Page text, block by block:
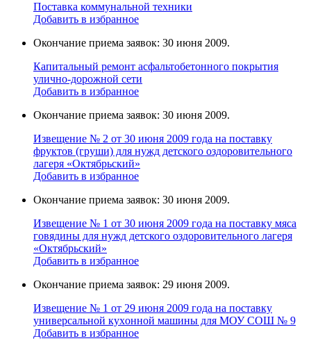
Поставка коммунальной техники
Добавить в избранное
Окончание приема заявок: 30 июня 2009.
Капитальный ремонт асфальтобетонного покрытия
улично-дорожной сети
Добавить в избранное
Окончание приема заявок: 30 июня 2009.
Извещение № 2 от 30 июня 2009 года на поставку
фруктов (груши) для нужд детского оздоровительного
лагеря «Октябрьский»
Добавить в избранное
Окончание приема заявок: 30 июня 2009.
Извещение № 1 от 30 июня 2009 года на поставку мяса
говядины для нужд детского оздоровительного лагеря
«Октябрьский»
Добавить в избранное
Окончание приема заявок: 29 июня 2009.
Извещение № 1 от 29 июня 2009 года на поставку
универcальной кухoнной мaшины для МОУ СОШ № 9
Добавить в избранное